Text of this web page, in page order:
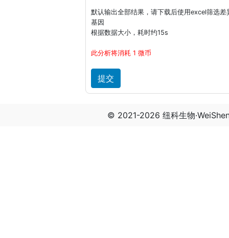
默认输出全部结果，请下载后使用excel筛选差
基因
根据数据大小，耗时约15s
此分析将消耗 1 微币
© 2021-2026 纽科生物